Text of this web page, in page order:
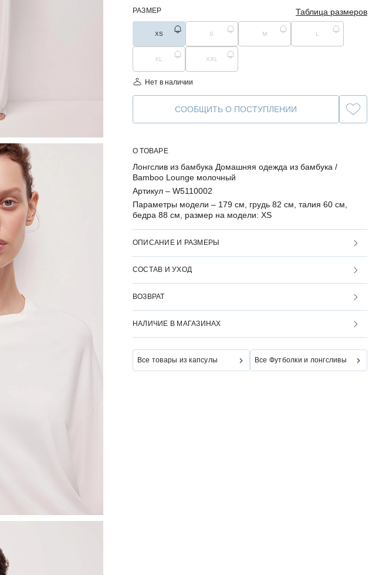
РАЗМЕР Таблица размеров
XS S M L
XL XXL
Нет в наличии
СООБЩИТЬ О ПОСТУПЛЕНИИ
О ТОВАРЕ
Лонгслив из бамбука Домашняя одежда из бамбука /
Bamboo Lounge молочный
Артикул – W5110002
Параметры модели – 179 см, грудь 82 см, талия 60 см,
бедра 88 см, размер на модели: XS
ОПИСАНИЕ И РАЗМЕРЫ
СОСТАВ И УХОД
ВОЗВРАТ
НАЛИЧИЕ В МАГАЗИНАХ
Все товары из капсулы Все Футболки и лонгсливы